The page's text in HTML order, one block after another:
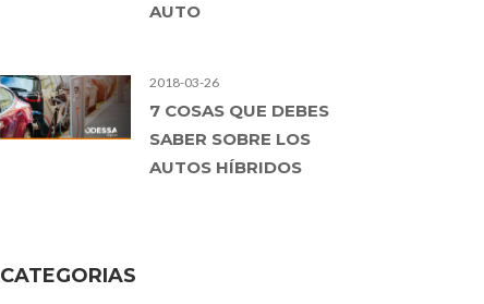
AUTO
2018-03-26
7 COSAS QUE DEBES
SABER SOBRE LOS
AUTOS HÍBRIDOS
CATEGORIAS